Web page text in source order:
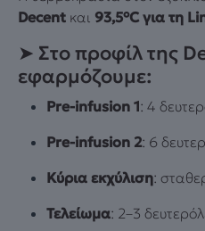
Decent και 93,5°C για τη
➤ Στο προφίλ της
εφαρμόζουμε:
Pre-infusion 1: 4
Pre-infusion 2: 6
Κύρια εκχύλιση:
Τελείωμα: 2–3